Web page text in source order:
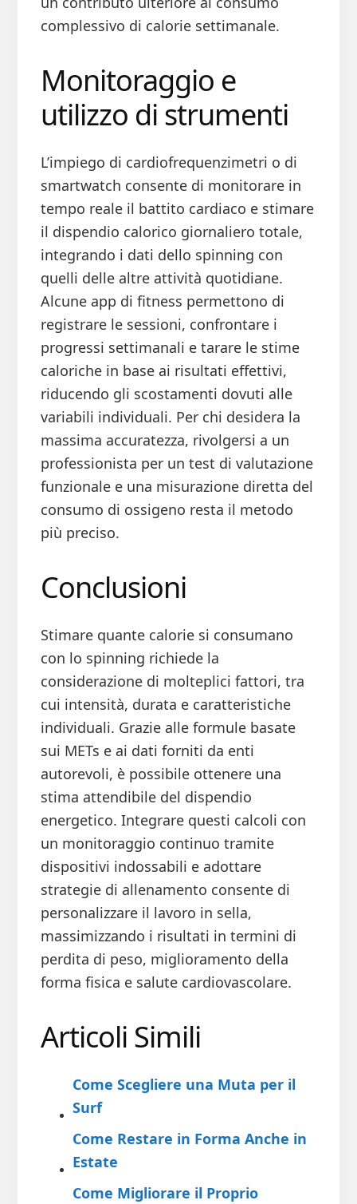
complessivo di calorie settimanale.
Monitoraggio e
utilizzo di strumenti
L’impiego di cardiofrequenzimetri o di
smartwatch consente di monitorare in
tempo reale il battito cardiaco e stimare
il dispendio calorico giornaliero totale,
integrando i dati dello spinning con
quelli delle altre attività quotidiane.
Alcune app di fitness permettono di
registrare le sessioni, confrontare i
progressi settimanali e tarare le stime
caloriche in base ai risultati effettivi,
riducendo gli scostamenti dovuti alle
variabili individuali. Per chi desidera la
massima accuratezza, rivolgersi a un
professionista per un test di valutazione
funzionale e una misurazione diretta del
consumo di ossigeno resta il metodo
più preciso.
Conclusioni
Stimare quante calorie si consumano
con lo spinning richiede la
considerazione di molteplici fattori, tra
cui intensità, durata e caratteristiche
individuali. Grazie alle formule basate
sui METs e ai dati forniti da enti
autorevoli, è possibile ottenere una
stima attendibile del dispendio
energetico. Integrare questi calcoli con
un monitoraggio continuo tramite
dispositivi indossabili e adottare
strategie di allenamento consente di
personalizzare il lavoro in sella,
massimizzando i risultati in termini di
perdita di peso, miglioramento della
forma fisica e salute cardiovascolare.
Articoli Simili
Come Scegliere una Muta per il
Surf
Come Restare in Forma Anche in
Estate
Come Migliorare il Proprio